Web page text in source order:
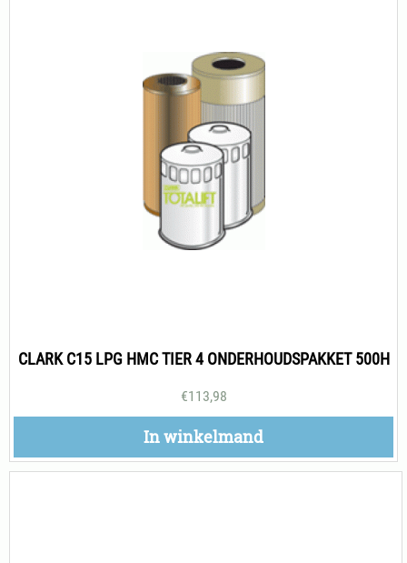
CLARK C15 LPG HMC TIER 4 ONDERHOUDSPAKKET 500H
€113,98
In winkelmand